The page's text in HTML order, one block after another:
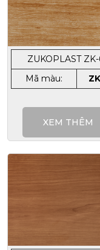
ZUKOPLAST
Mã màu:
XEM THÊM